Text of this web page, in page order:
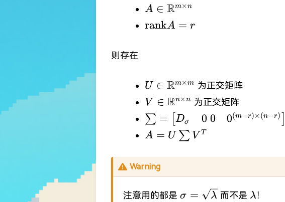
A\in
\mathbb{R}^{m\times
n}
A ∈ Rm×n
\mathrm{rank}A=r
rankA = r
则存在
U\in
\mathbb{R}^{m\times
m}
U ∈ Rm×m 为正交矩阵
V\in
\mathbb{R}^{n\times
n}
V ∈ Rn×n 为正交矩阵
& 0 \ 0 & 0^{(m-r)\times(n-
r)}\end{bmatrix}\in
∑ = [Dσ 0 0 0(m−r)×(n−r)
A=U\sum
A = U ∑ V T
Warning
注意用的都是 \sigma=\sqrt{
σ = λ 而不是 \lambda
λ！